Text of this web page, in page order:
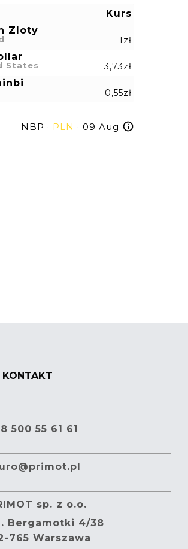
Kurs
Zloty
1zł
States 3,73zł
0,55zł
NBP · PLN · 09 Aug
KONTAKT
500 55 61 61
sp. z o.o.
Bergamotki 4/38
765 Warszawa